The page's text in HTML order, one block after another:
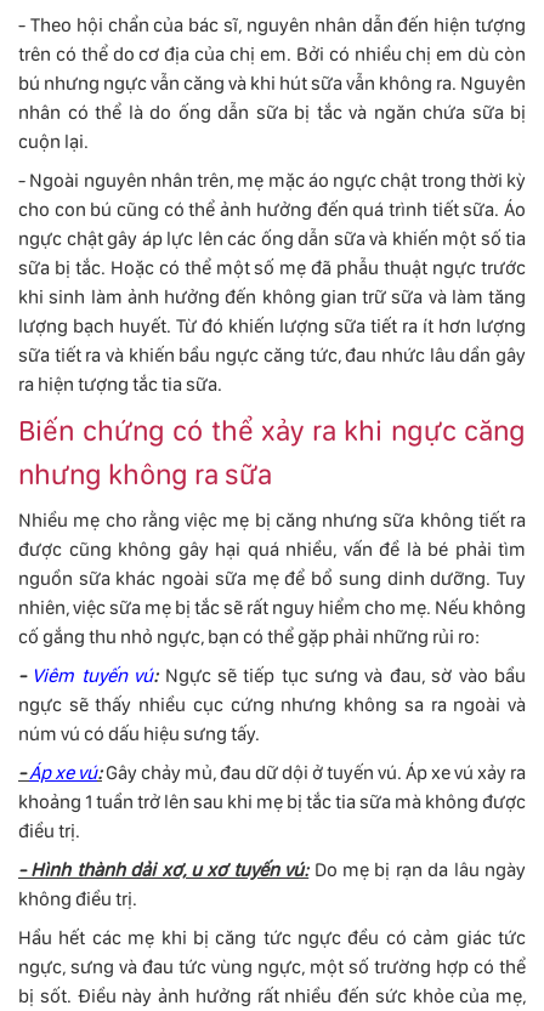
- Theo hội chẩn của bác sĩ, nguyên nhân dẫn đến hiện tượng
trên có thể do cơ địa của chị em. Bởi có nhiều chị em dù còn
bú nhưng ngực vẫn căng và khi hút sữa vẫn không ra. Nguyên
nhân có thể là do ống dẫn sữa bị tắc và ngăn chứa sữa bị
cuộn lại.
- Ngoài nguyên nhân trên, mẹ mặc áo ngực chật trong thời kỳ
cho con bú cũng có thể ảnh hưởng đến quá trình tiết sữa. Áo
ngực chật gây áp lực lên các ống dẫn sữa và khiến một số tia
sữa bị tắc. Hoặc có thể một số mẹ đã phẫu thuật ngực trước
khi sinh làm ảnh hưởng đến không gian trữ sữa và làm tăng
lượng bạch huyết. Từ đó khiến lượng sữa tiết ra ít hơn lượng
sữa tiết ra và khiến bầu ngực căng tức, đau nhức lâu dần gây
ra hiện tượng tắc tia sữa.
Biến chứng có thể xảy ra khi ngực căng
nhưng không ra sữa
Nhiều mẹ cho rằng việc mẹ bị căng nhưng sữa không tiết ra
được cũng không gây hại quá nhiều, vấn đề là bé phải tìm
nguồn sữa khác ngoài sữa mẹ để bổ sung dinh dưỡng. Tuy
nhiên, việc sữa mẹ bị tắc sẽ rất nguy hiểm cho mẹ. Nếu không
cố gắng thu nhỏ ngực, bạn có thể gặp phải những rủi ro:
- Viêm tuyến vú:Ngực sẽ tiếp tục sưng và đau, sờ vào bầu
ngực sẽ thấy nhiều cục cứng nhưng không sa ra ngoài và
núm vú có dấu hiệu sưng tấy.
-Áp xe vú:Gây chảy mủ, đau dữ dội ở tuyến vú. Áp xe vú xảy ra
khoảng 1 tuần trở lên sau khi mẹ bị tắc tia sữa mà không được
điều trị.
- Hình thành dải xơ, u xơ tuyến vú:Do mẹ bị rạn da lâu ngày
không điều trị.
Hầu hết các mẹ khi bị căng tức ngực đều có cảm giác tức
ngực, sưng và đau tức vùng ngực, một số trường hợp có thể
bị sốt. Điều này ảnh hưởng rất nhiều đến sức khỏe của mẹ,